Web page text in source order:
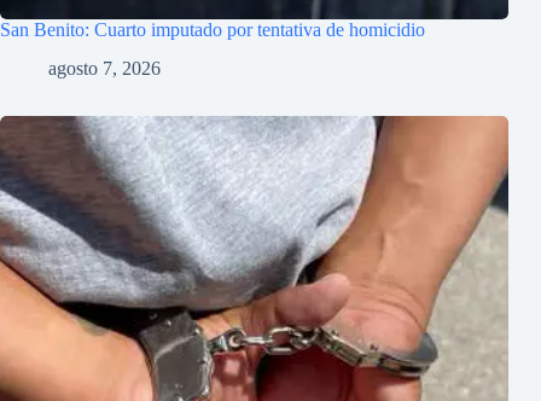
San Benito: Cuarto imputado por tentativa de homicidio
agosto 7, 2026